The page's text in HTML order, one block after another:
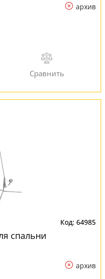
архив
64985
спальни
архив